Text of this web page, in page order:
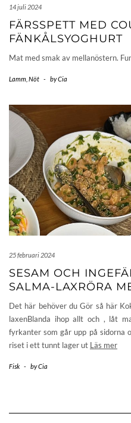
14 juli 2024
FÄRSSPETT MED
FÄNKÅLSYOGHURT
Mat med smak av mellanöstern.
Lamm Nöt - byCia
25 februari 2024
SESAM OCH
SALMA-LAXRÖRA
Det här behöver du Gör så här
laxenBlanda ihop allt och , låt
fyrkanter som går upp på sidorna
riset i ett tunnt lager ut Läs mer
Fisk - byCia